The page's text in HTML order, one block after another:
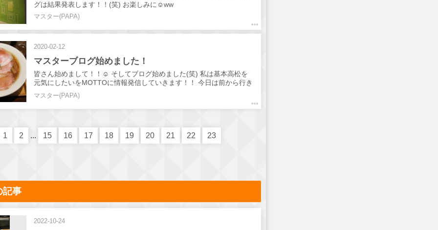
グは結果発表します！！(笑) お楽しみに☺️ww
マスター(PAPA)
2020-02-12
マスターブログ始めました！
皆さん始めまして！！☺️ そしてブログ始めました(笑) 私は基本高松を
元気にしたいをMOTTOに情報発信していきます！！ 今日は前から行き
たかったラーメン屋さん 南新町アーケード直ぐの煮干しラーメンすず
むしさん！！✨ 濃厚な煮干しの味とまろやかなレアチャーシューのコラ
ボレーション！ 高松ではレアチャーシューが珍しくジューシーな味わ
お待ちしています！☺️
マスター(PAPA)
1 2 ... 15 16 17 18 19 20 21 22 23
記事
2022-10-24